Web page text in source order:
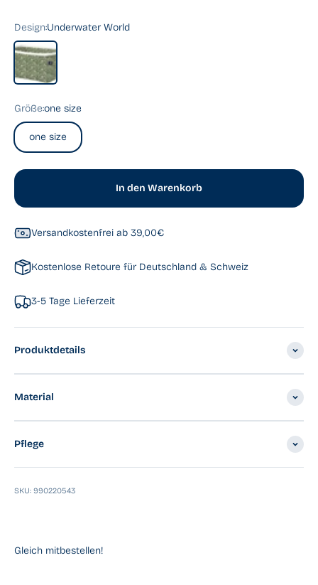
Design:Underwater World
Underwater World
Größe:one size
one size
In den Warenkorb
Versandkostenfrei ab 39,00€
Kostenlose Retoure für Deutschland & Schweiz
3-5 Tage Lieferzeit
Produktdetails
Material
Pflege
SKU: 990220543